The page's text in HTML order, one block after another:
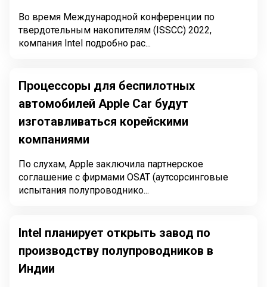
Во время Международной конференции по
твердотельным накопителям (ISSCC) 2022,
компания Intel подробно рас...
Процессоры для беспилотных
автомобилей Apple Car будут
изготавливаться корейскими
компаниями
По слухам, Apple заключила партнерское
соглашение с фирмами OSAT (аутсорсинговые
испытания полупроводнико...
Intel планирует открыть завод по
производству полупроводников в
Индии